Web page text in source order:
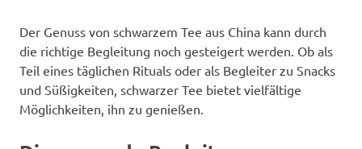
Der Genuss von schwarzem Tee aus China kann durch
die richtige Begleitung noch gesteigert werden. Ob als
Teil eines täglichen Rituals oder als Begleiter zu Snacks
und Süßigkeiten, schwarzer Tee bietet vielfältige
Möglichkeiten, ihn zu genießen.